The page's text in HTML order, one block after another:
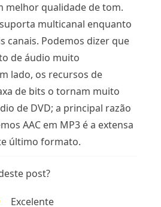
melhor qualidade de tom.
multicanal enquanto
canais. Podemos dizer que
de áudio muito
lado, os recursos de
de bits o tornam muito
de DVD; a principal razão
AAC em MP3 é a extensa
último formato.
post?
Excelente